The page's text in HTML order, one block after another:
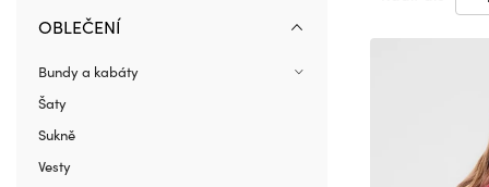
OBLEČENÍ
Bundy a kabáty
Šaty
Sukně
Vesty